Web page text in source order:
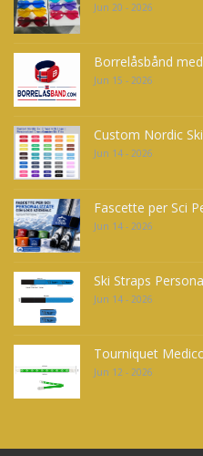
Jun 20 - 2026
Borrelåsbånd
Jun 15 - 2026
Custom Nordic
Jun 14 - 2026
Fascette per Sci
Jun 14 - 2026
Ski Straps
Jun 14 - 2026
Tourniquet
Jun 12 - 2026